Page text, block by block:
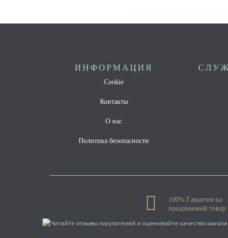
ИНФОРМАЦИЯ
Cookie
Контакты
О нас
Политика безопасности
100% Гарантия на
продаваемый товар